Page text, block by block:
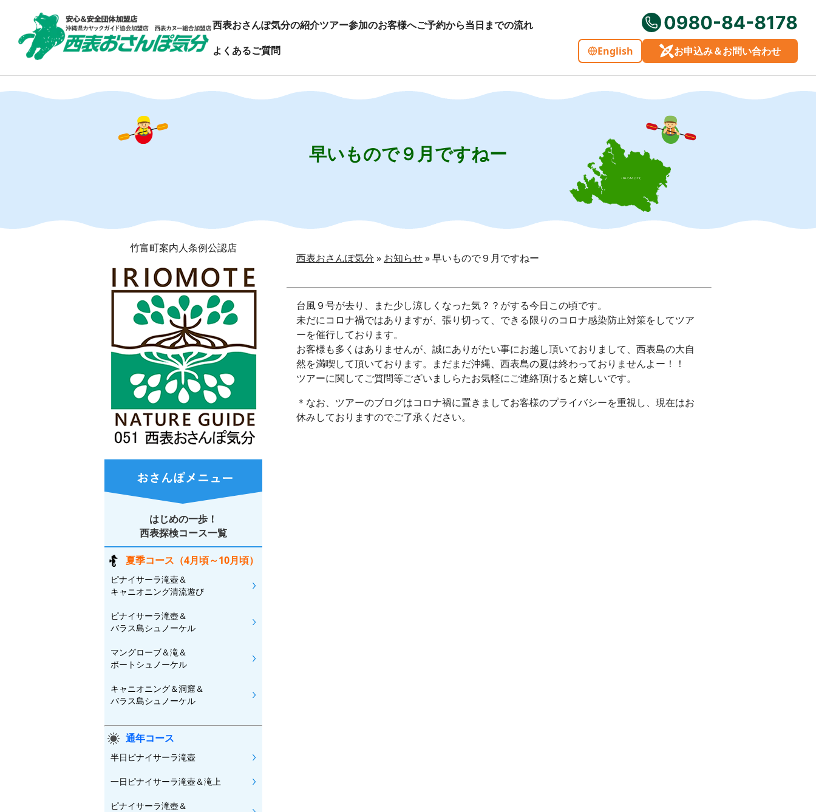
西表おさんぽ気分の紹介ツアー参加のお客様へご予約から当日までの流れ
よくあるご質問
English お申込み＆お問い合わせ
早いもので９月ですねー
西表おさんぽ気分 » お知らせ»早いもので９月ですねー
台風９号が去り、また少し涼しくなった気？？がする今日この頃です。
未だにコロナ禍ではありますが、張り切って、できる限りのコロナ感染防止対策をしてツア
ーを催行しております。
お客様も多くはありませんが、誠にありがたい事にお越し頂いておりまして、西表島の大自
然を満喫して頂いております。まだまだ沖縄、西表島の夏は終わっておりませんよー！！
ツアーに関してご質問等ございましらたお気軽にご連絡頂けると嬉しいです。
＊なお、ツアーのブログはコロナ禍に置きましてお客様のプライバシーを重視し、現在はお
休みしておりますのでご了承ください。
竹富町案内人条例公認店
はじめの一歩！
西表探検コース一覧
夏季コース（4月頃～10月頃）
ピナイサーラ滝壺＆
キャニオニング清流遊び
ピナイサーラ滝壺＆
バラス島シュノーケル
マングローブ＆滝＆
ボートシュノーケル
キャニオニング＆洞窟＆
バラス島シュノーケル
通年コース
半日ピナイサーラ滝壺
一日ピナイサーラ滝壺＆滝上
ピナイサーラ滝壺＆